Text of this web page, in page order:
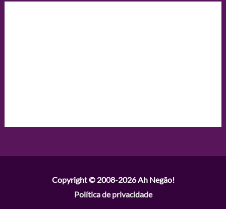
Copyright © 2008-2026Ah Negão!
Política de privacidade